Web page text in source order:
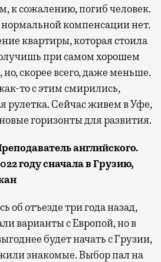
к сожалению, погиб человек.
компенсации нет.
квартиры, которая стоила
при самом хорошем
но, скорее всего, даже меньше.
то с этим смирились,
рулетка. Сейчас живем в Уфе,
горизонты для развития.
английского.
году сначала в Грузию,
об отъезде три года назад,
варианты с Европой, но в
будет начать с Грузии,
знакомые. Выбор пал на